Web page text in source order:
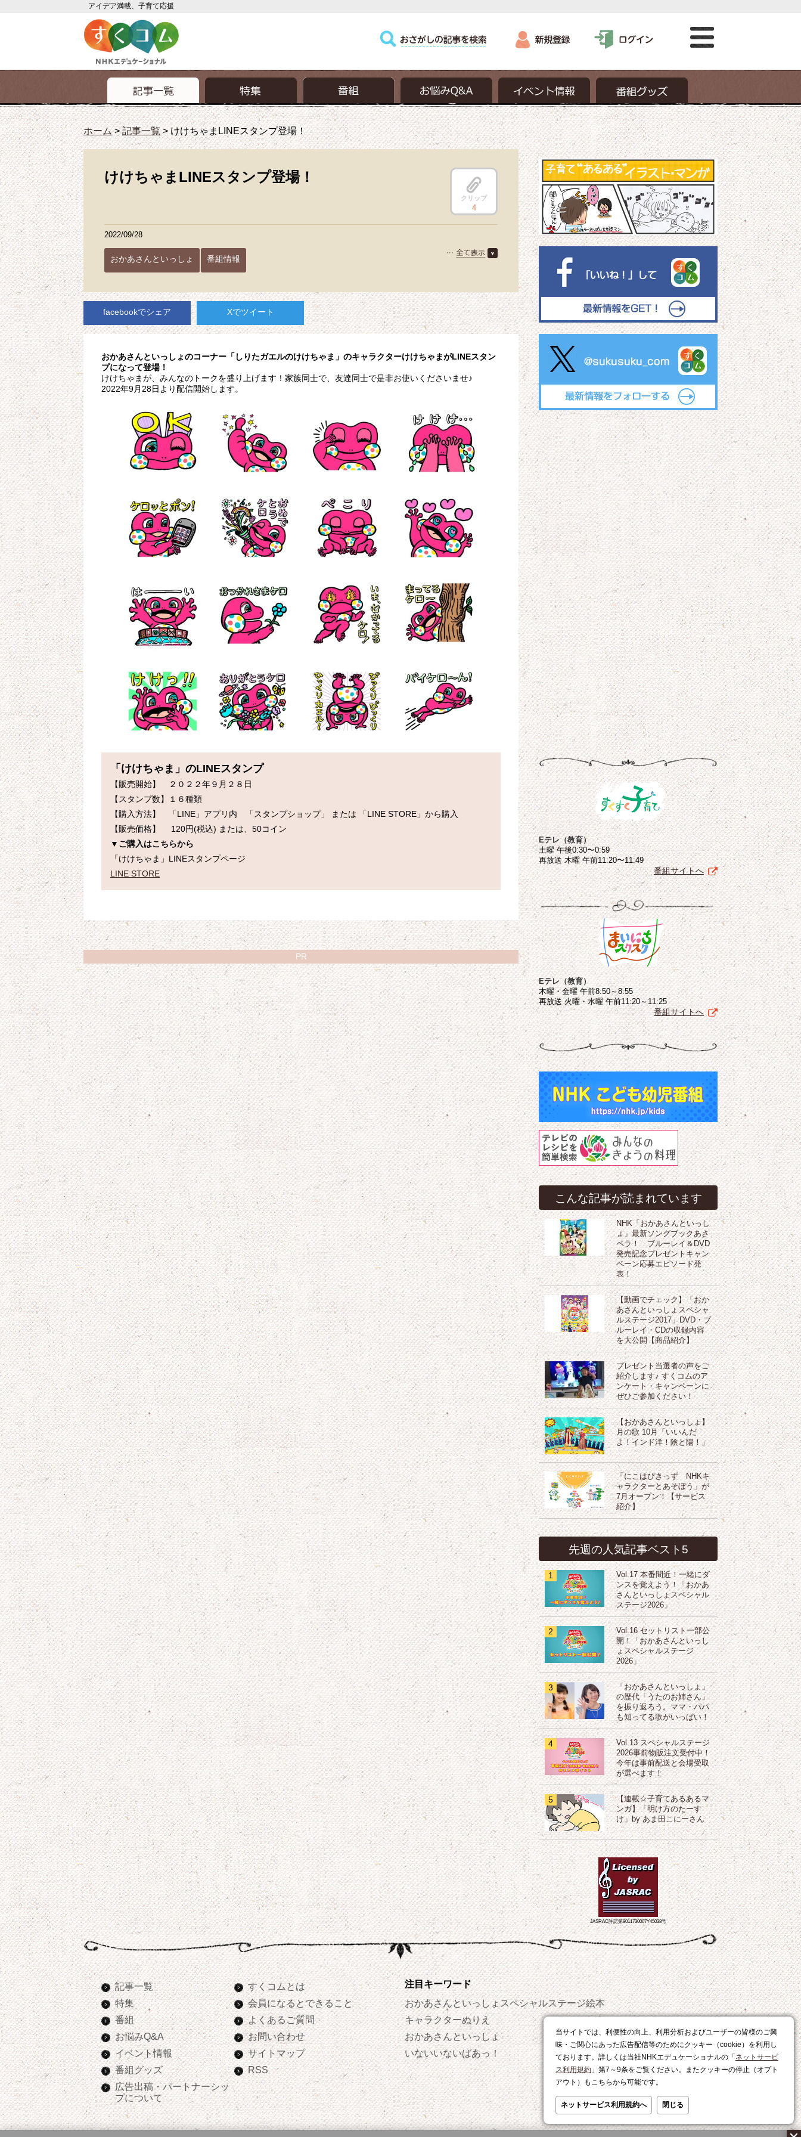
アイデア満載、子育て応援
当サイトでは、利便性の向上、利用分析およびユーザーの皆様のご興
味・ご関心にあった広告配信等のためにクッキー（cookie）を利用し
ております。詳しくは当社NHKエデュケーショナルの「 ネットサービ
ス利用規約 」第7～9条をご覧ください。またクッキーの停止（オプト
アウト）もこちらから可能です。
ネットサービス利用規約へ 閉じる
ホーム>記事一覧>けけちゃまLINEスタンプ登場！
けけちゃまLINEスタンプ登場！
クリップ
4
2022/09/28
おかあさんといっしょ 番組情報
facebookでシェア Xでツイート
おかあさんといっしょのコーナー「しりたガエルのけけちゃま」のキャラクターけけちゃまがLINEスタン
プになって登場！
けけちゃまが、みんなのトークを盛り上げます！家族同士で、友達同士で是非お使いくださいませ♪
2022年9月28日より配信開始します。
「けけちゃま」のLINEスタンプ
【販売開始】　２０２２年９月２８日
【スタンプ数】１６種類
【購入方法】　「LINE」アプリ内　「スタンプショップ」 または 「LINE STORE」から購入
▼ご購入はこちらから
LINE STORE
Eテレ（教育）
土曜 午後0:30〜0:59
再放送 木曜 午前11:20〜11:49
番組サイトへ
Eテレ（教育）
木曜・金曜 午前8:50～8:55
再放送 火曜・水曜 午前11:20～11:25
番組サイトへ
こんな記事が読まれています
NHK「おかあさんといっし
ょ」最新ソングブックあさ
ペラ！ ブルーレイ＆DVD
発売記念プレゼントキャン
ペーン応募エピソード発
表！
【動画でチェック】「おか
あさんといっしょスペシャ
ルステージ2017」DVD・ブ
ルーレイ・CDの収録内容
を大公開【商品紹介】
プレゼント当選者の声をご
紹介します♪ すくコムのア
ンケート・キャンペーンに
ぜひご参加ください！
【おかあさんといっしょ】
月の歌 10月「いいんだ
よ！インド洋！陰と陽！」
「にこはぴきっず NHKキ
ャラクターとあそぼう」が
7月オープン！【サービス
紹介】
先週の人気記事ベスト5
1
Vol.17 本番間近！一緒にダ
ンスを覚えよう！「おかあ
さんといっしょスペシャル
ステージ2026」
2
Vol.16 セットリスト一部公
開！「おかあさんといっし
ょスペシャルステージ
2026」
3
「おかあさんといっしょ」
の歴代「うたのお姉さん」
を振り返ろう。ママ・パパ
も知ってる歌がいっぱい！
4
Vol.13 スペシャルステージ
2026事前物販注文受付中！
今年は事前配送と会場受取
が選べます！
5
【連載☆子育てあるあるマ
ンガ】「明け方のたーす
け」by あま田こにーさん
JASRAC許諾第9011730007Y45038号
PR
記事一覧
特集
番組
お悩みQ&A
イベント情報
番組グッズ
広告出稿・パートナーシッ
プについて
すくコムとは
会員になるとできること
よくあるご質問
お問い合わせ
サイトマップ
RSS
注目キーワード
おかあさんといっしょスペシャルステージ
キャラクターぬりえ
おかあさんといっしょ
いないいないばあっ！
絵本
おやつ
レシピ